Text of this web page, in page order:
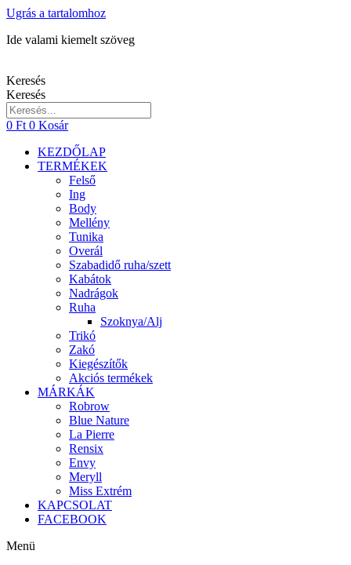
Ugrás a tartalomhoz
Ide valami kiemelt szöveg
Keresés
Keresés
0 Ft 0 Kosár
KEZDŐLAP
TERMÉKEK
Felső
Ing
Body
Mellény
Tunika
Overál
Szabadidő ruha/szett
Kabátok
Nadrágok
Ruha
Szoknya/Alj
Trikó
Zakó
Kiegészítők
Akciós termékek
MÁRKÁK
Robrow
Blue Nature
La Pierre
Rensix
Envy
Meryll
Miss Extrém
KAPCSOLAT
FACEBOOK
Menü